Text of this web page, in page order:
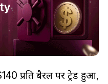
प्रति बैरल पर ट्रेड हुआ,